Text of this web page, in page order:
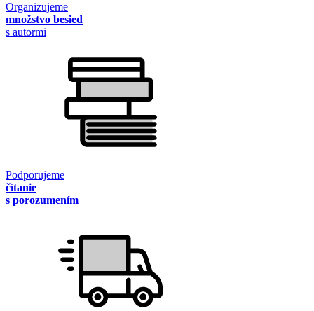
Organizujeme
množstvo besied
s autormi
Podporujeme
čítanie
s porozumením